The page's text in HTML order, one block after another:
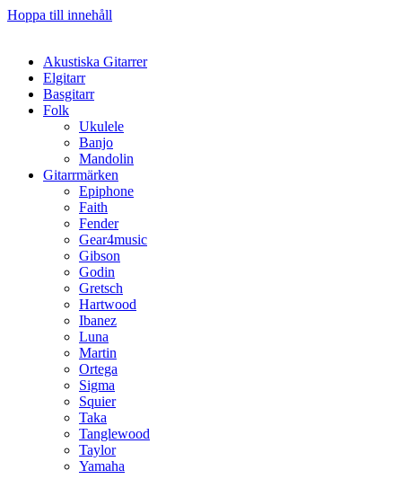
Hoppa till innehåll
Akustiska Gitarrer
Elgitarr
Basgitarr
Folk
Ukulele
Banjo
Mandolin
Gitarrmärken
Epiphone
Faith
Fender
Gear4music
Gibson
Godin
Gretsch
Hartwood
Ibanez
Luna
Martin
Ortega
Sigma
Squier
Taka
Tanglewood
Taylor
Yamaha